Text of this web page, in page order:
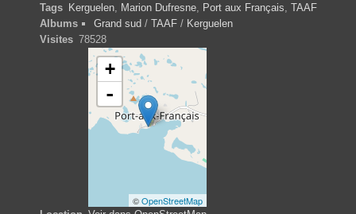
Tags Kerguelen, Marion Dufresne, Port aux Français TAAF
Albums
Grand sud / TAAF/ Kerguelen
Visites 78528
+
-
©OpenStreetMap